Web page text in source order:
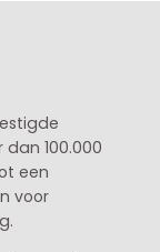
dan 100.000
een
voor